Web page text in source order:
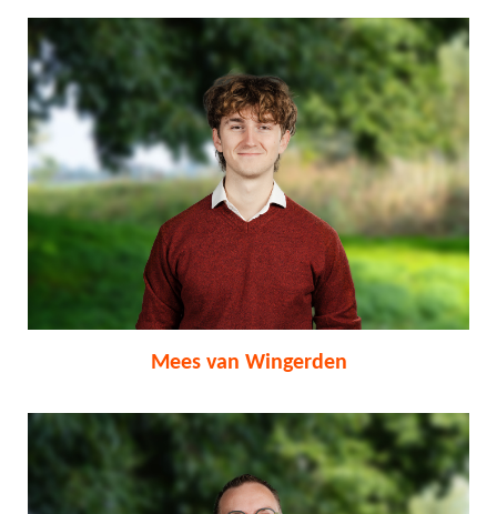
Mees van Wingerden